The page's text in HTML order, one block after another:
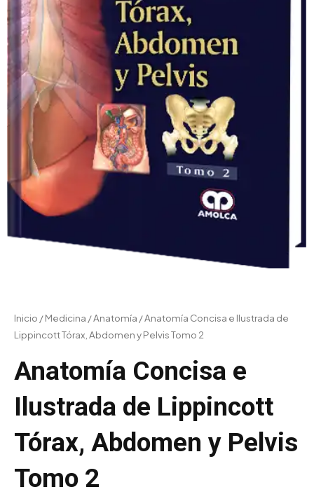
Inicio /Medicina /Anatomía / Anatomía Concisa e Ilustrada de
Lippincott Tórax, Abdomen y Pelvis Tomo 2
Anatomía Concisa e
Ilustrada de Lippincott
Tórax, Abdomen y Pelvis
Tomo 2